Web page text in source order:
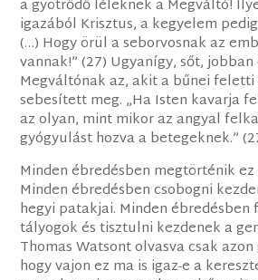
a gyötrődő léleknek a Megváltó!
igazából Krisztus, a kegyelem
(…) Hogy örül a seborvosnak az
vannak!” (27) Ugyanígy, sőt,
Megváltónak az, akit a bűnei feletti
sebesített meg. „Ha Isten kavarja
az olyan, mint mikor az angyal
gyógyulást hozva a betegeknek.”
Minden ébredésben megtörténik
Minden ébredésben csobogni
hegyi patakjai. Minden
tályogok és tisztulni kezdenek a
Thomas Watsont olvasva csak
hogy vajon ez ma is igaz-e a